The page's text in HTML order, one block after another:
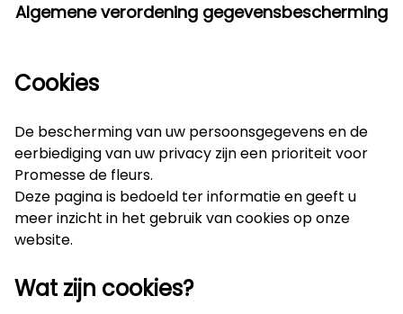
Algemene verordening gegevensbescherming
Cookies
De bescherming van uw persoonsgegevens en de
eerbiediging van uw privacy zijn een prioriteit voor
Promesse de fleurs.
Deze pagina is bedoeld ter informatie en geeft u
meer inzicht in het gebruik van cookies op onze
website.
Wat zijn cookies?